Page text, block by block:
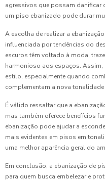
agressivos que possam danificar
um piso ebanizado pode durar
A escolha de realizar a
influenciada por tendências do
escuros têm voltado à moda,
harmonioso aos espaços. Assim,
estilo, especialmente quando
complementam a nova
É válido ressaltar que a
mas também oferece benefícios
ebanização pode ajudar a
mais evidentes em pisos em
uma melhor aparência geral do
Em conclusão, a ebanização de
para quem busca embelezar e